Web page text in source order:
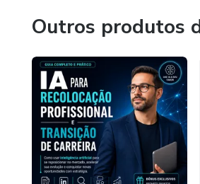
Outros produtos